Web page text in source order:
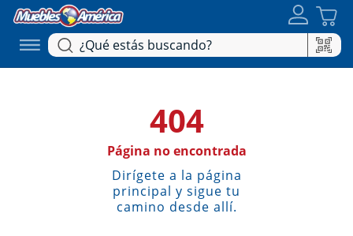
404
Página no encontrada
Dirígete a la página
principal y sigue tu
camino desde allí.